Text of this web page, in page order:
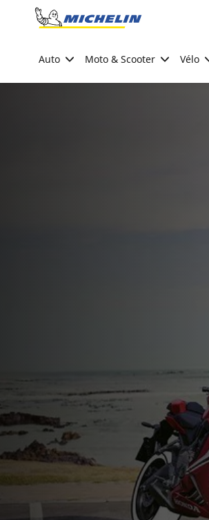
Go to page content
Auto Moto & Scooter Vélo